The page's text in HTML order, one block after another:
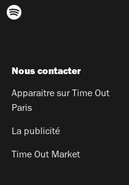
Nous contacter
Apparaitre sur Time Out
Paris
La publicité
Time Out Market